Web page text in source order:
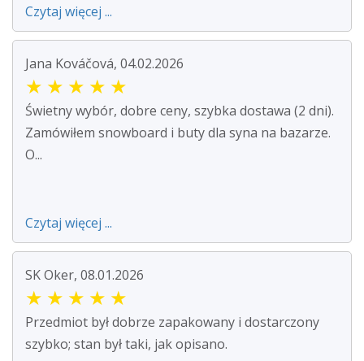
Czytaj więcej ...
Jana Kováčová, 04.02.2026
★ ★ ★ ★ ★
Świetny wybór, dobre ceny, szybka dostawa (2 dni).
Zamówiłem snowboard i buty dla syna na bazarze.
O...
Czytaj więcej ...
SK Oker, 08.01.2026
★ ★ ★ ★ ★
Przedmiot był dobrze zapakowany i dostarczony
szybko; stan był taki, jak opisano.